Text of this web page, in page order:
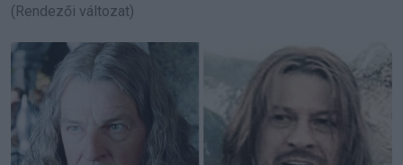
(Rendezői változat)